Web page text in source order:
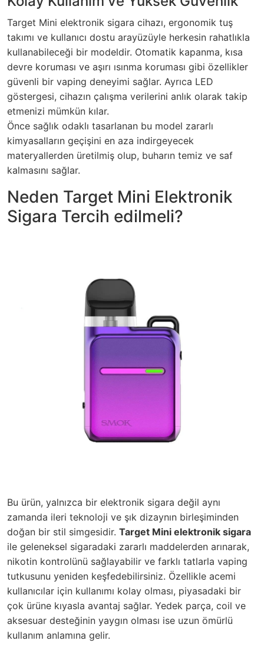
Target Mini elektronik sigara cihazı, ergonomik tuş
takımı ve kullanıcı dostu arayüzüyle herkesin rahatlıkla
kullanabileceği bir modeldir. Otomatik kapanma, kısa
devre koruması ve aşırı ısınma koruması gibi özellikler
güvenli bir vaping deneyimi sağlar. Ayrıca LED
göstergesi, cihazın çalışma verilerini anlık olarak takip
etmenizi mümkün kılar.
Önce sağlık odaklı tasarlanan bu model zararlı
kimyasalların geçişini en aza indirgeyecek
materyallerden üretilmiş olup, buharın temiz ve saf
kalmasını sağlar.
Neden Target Mini Elektronik
Sigara Tercih edilmeli?
Bu ürün, yalnızca bir elektronik sigara değil aynı
zamanda ileri teknoloji ve şık dizaynın birleşiminden
doğan bir stil simgesidir. Target Mini elektronik sigara
ile geleneksel sigaradaki zararlı maddelerden arınarak,
nikotin kontrolünü sağlayabilir ve farklı tatlarla vaping
tutkusunu yeniden keşfedebilirsiniz. Özellikle acemi
kullanıcılar için kullanımı kolay olması, piyasadaki bir
çok ürüne kıyasla avantaj sağlar. Yedek parça, coil ve
aksesuar desteğinin yaygın olması ise uzun ömürlü
kullanım anlamına gelir.